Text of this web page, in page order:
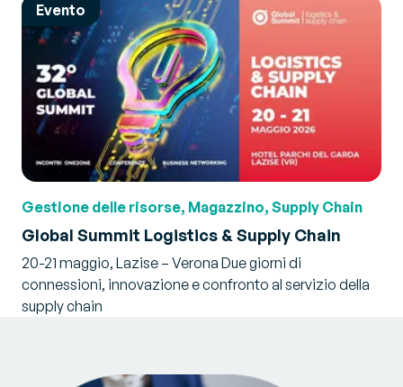
Evento
Gestione delle risorse, Magazzino, Supply Chain
Global Summit Logistics & Supply Chain
20-21 maggio, Lazise – Verona Due giorni di
connessioni, innovazione e confronto al servizio della
supply chain